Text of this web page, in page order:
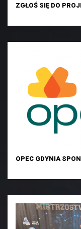
ZGŁOŚ SIĘ DO
OPEC GDYNIA